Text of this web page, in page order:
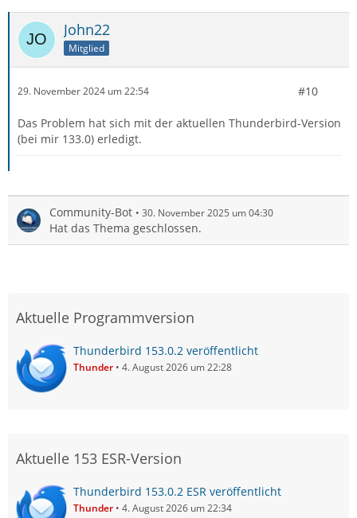
John22
Mitglied
29. November 2024 um 22:54 #10
Das Problem hat sich mit der aktuellen Thunderbird-Version
(bei mir 133.0) erledigt.
Community-Bot 30. November 2025 um 04:30
Hat das Thema geschlossen.
Aktuelle Programmversion
Thunderbird 153.0.2 veröffentlicht
Thunder 4. August 2026 um 22:28
Aktuelle 153 ESR-Version
Thunderbird 153.0.2 ESR veröffentlicht
Thunder 4. August 2026 um 22:34